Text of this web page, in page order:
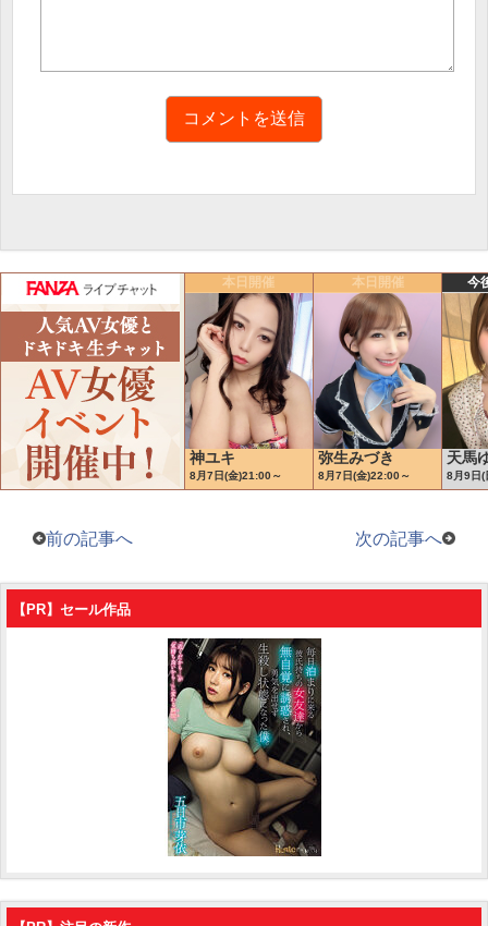
前の記事へ 次の記事へ
【PR】セール作品